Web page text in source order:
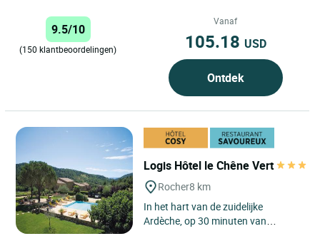
een idyllisch toevluchtsoord...
9.5/10
(150 klantbeoordelingen)
Vanaf
105.18 USD
Ontdek
Logis Hôtel le Chêne Vert
Rocher8 km
In het hart van de zuidelijke
Ardèche, op 30 minuten van